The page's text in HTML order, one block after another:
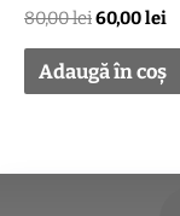
80,00lei60,00lei
Adaugă în coș